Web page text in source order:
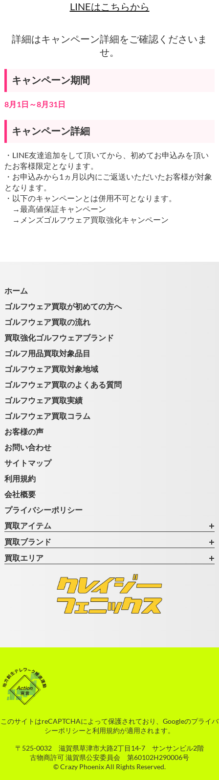
LINEはこちらから
詳細はキャンペーン詳細をご確認くださいま
せ。
キャンペーン期間
8月1日～8月31日
キャンペーン詳細
・LINE友達追加をして頂いてから、初めてお申込みを頂い
たお客様限定となります。
・お申込みから1ヵ月以内にご返送いただいたお客様が対象
となります。
・以下のキャンペーンとは併用不可となります。
→最高値保証キャンペーン
→メンズゴルフウェア買取強化キャンペーン
ホーム
ゴルフウェア買取が初めての方へ
ゴルフウェア買取の流れ
買取強化ゴルフウェアブランド
ゴルフ用品買取対象品目
ゴルフウェア買取対象地域
ゴルフウェア買取のよくある質問
ゴルフウェア買取実績
ゴルフウェア買取コラム
お客様の声
お問い合わせ
サイトマップ
利用規約
会社概要
プライバシーポリシー
買取アイテム
買取ブランド
買取エリア
このサイトはreCAPTCHAによって保護されており、Googleのプライバ
シーポリシーと利用規約が適用されます。
〒525-0032 滋賀県草津市大路2丁目14-7 サンサンビル2階
古物商許可 滋賀県公安委員会 第60102H290006号
© Crazy Phoenix All Rights Reserved.